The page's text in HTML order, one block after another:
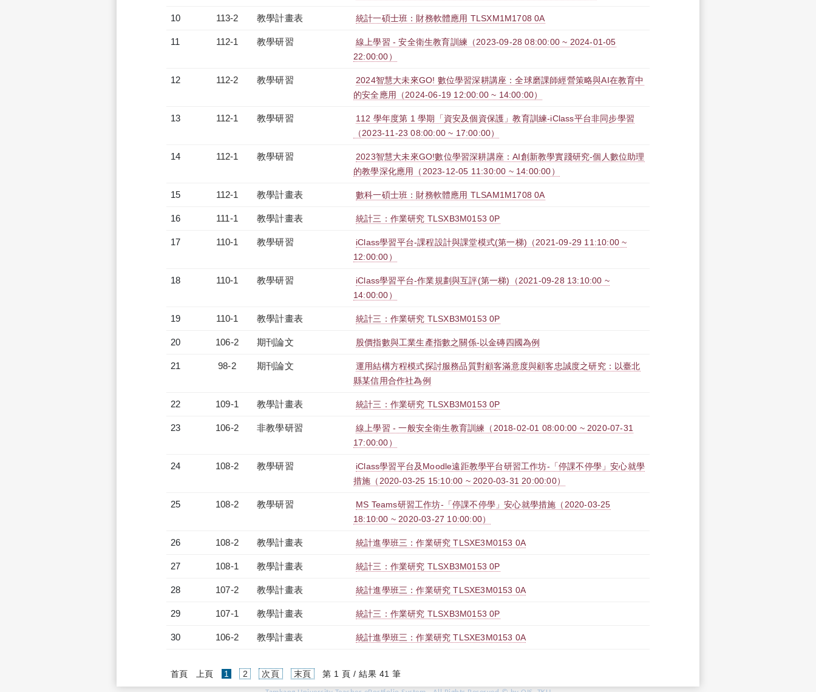
10 113-2 教學計畫表 統計一碩士班：財務軟體應用 TLSXM1M1708 0A
11 112-1 教學研習
線上學習 - 安全衛生教育訓練（2023-09-28 08:00:00 ~ 2024-01-05
22:00:00）
12 112-2 教學研習
2024智慧大未來GO! 數位學習深耕講座：全球磨課師經營策略與AI在教育中
的安全應用（2024-06-19 12:00:00 ~ 14:00:00）
13 112-1 教學研習
112 學年度第 1 學期「資安及個資保護」教育訓練-iClass平台非同步學習
（2023-11-23 08:00:00 ~ 17:00:00）
14 112-1 教學研習
2023智慧大未來GO!數位學習深耕講座：AI創新教學實踐研究-個人數位助理
的教學深化應用（2023-12-05 11:30:00 ~ 14:00:00）
15 112-1 教學計畫表 數科一碩士班：財務軟體應用 TLSAM1M1708 0A
16 111-1 教學計畫表 統計三：作業研究 TLSXB3M0153 0P
17 110-1 教學研習
iClass學習平台-課程設計與課堂模式(第一梯)（2021-09-29 11:10:00 ~
12:00:00）
18 110-1 教學研習
iClass學習平台-作業規劃與互評(第一梯)（2021-09-28 13:10:00 ~
14:00:00）
19 110-1 教學計畫表 統計三：作業研究 TLSXB3M0153 0P
20 106-2 期刊論文 股價指數與工業生產指數之關係-以金磚四國為例
21 98-2 期刊論文
運用結構方程模式探討服務品質對顧客滿意度與顧客忠誠度之研究：以臺北
縣某信用合作社為例
22 109-1 教學計畫表 統計三：作業研究 TLSXB3M0153 0P
23 106-2 非教學研習
線上學習 - 一般安全衛生教育訓練（2018-02-01 08:00:00 ~ 2020-07-31
17:00:00）
24 108-2 教學研習
iClass學習平台及Moodle遠距教學平台研習工作坊-「停課不停學」安心就學
措施（2020-03-25 15:10:00 ~ 2020-03-31 20:00:00）
25 108-2 教學研習
MS Teams研習工作坊-「停課不停學」安心就學措施（2020-03-25
18:10:00 ~ 2020-03-27 10:00:00）
26 108-2 教學計畫表 統計進學班三：作業研究 TLSXE3M0153 0A
27 108-1 教學計畫表 統計三：作業研究 TLSXB3M0153 0P
28 107-2 教學計畫表 統計進學班三：作業研究 TLSXE3M0153 0A
29 107-1 教學計畫表 統計三：作業研究 TLSXB3M0153 0P
30 106-2 教學計畫表 統計進學班三：作業研究 TLSXE3M0153 0A
首頁 上頁 1 (current)
2 次頁 末頁 第 1 頁 / 結果 41 筆